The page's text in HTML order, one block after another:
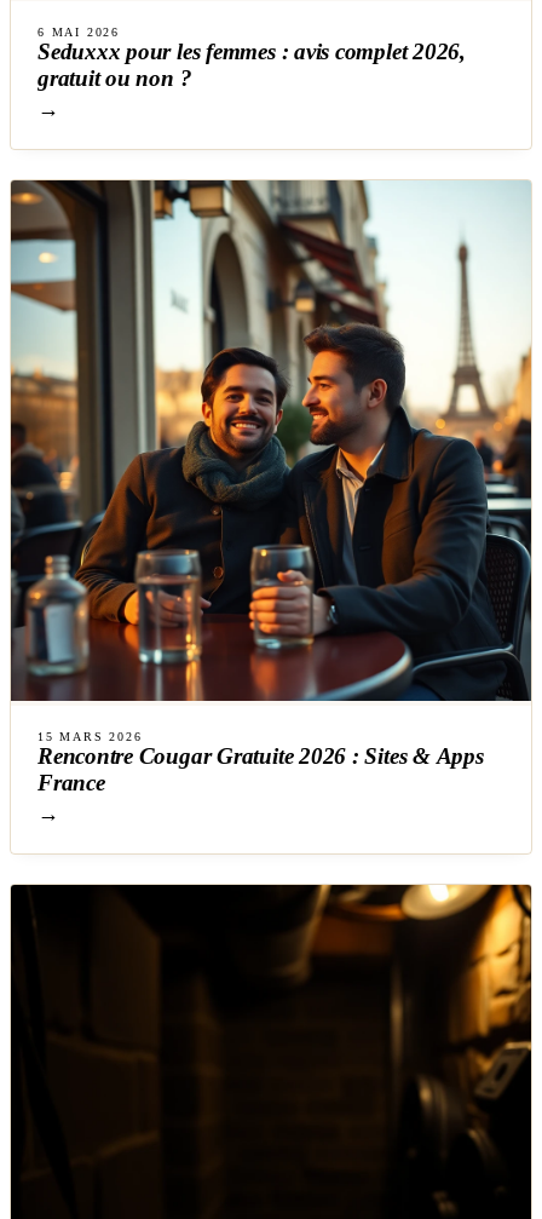
6 MAI 2026
Seduxxx pour les femmes : avis complet 2026,
gratuit ou non ?
→
15 MARS 2026
Rencontre Cougar Gratuite 2026 : Sites & Apps
France
→